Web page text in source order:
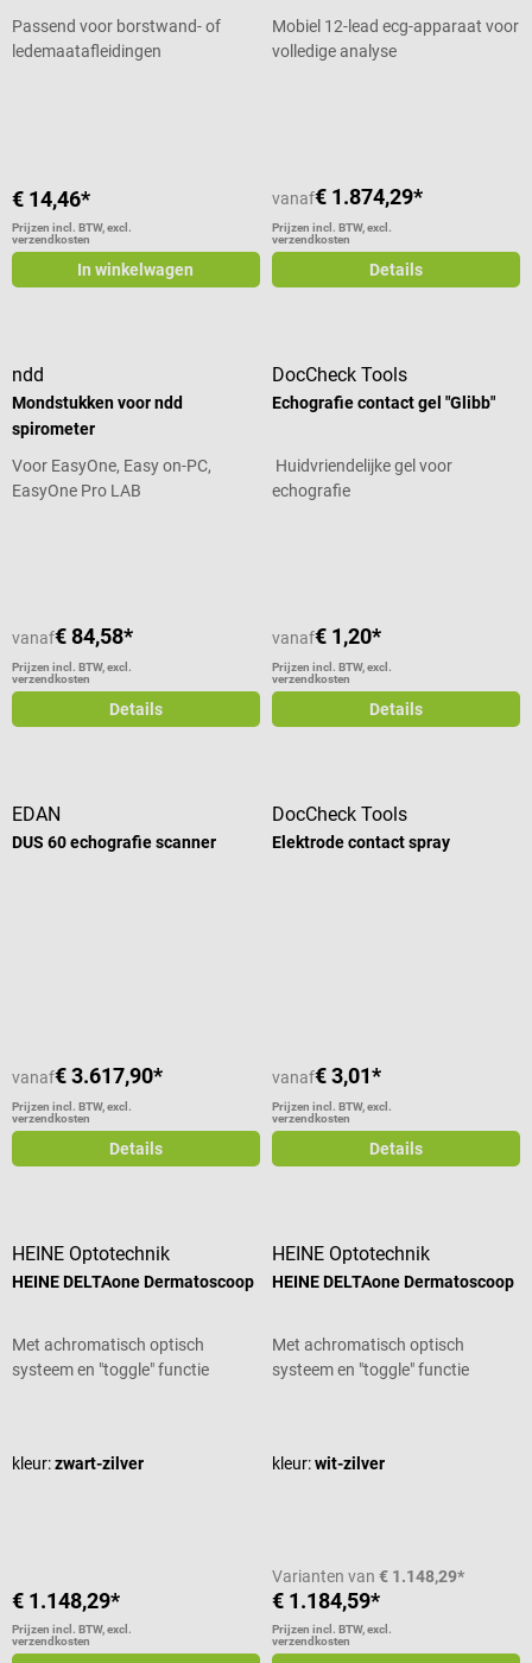
Passend voor borstwand- of
ledemaatafleidingen
€ 14,46*
Prijzen incl. BTW, excl.
verzendkosten
In winkelwagen
Mobiel 12-lead ecg-apparaat voor
volledige analyse
vanaf€ 1.874,29*
Prijzen incl. BTW, excl.
verzendkosten
Details
ndd
Mondstukken voor ndd
spirometer
Voor EasyOne, Easy on-PC,
EasyOne Pro LAB
vanaf€ 84,58*
Prijzen incl. BTW, excl.
verzendkosten
Details
DocCheck Tools
Echografie contact gel "Glibb"
Huidvriendelijke gel voor
echografie
vanaf€ 1,20*
Prijzen incl. BTW, excl.
verzendkosten
Details
EDAN
DUS 60 echografie scanner
vanaf€ 3.617,90*
Prijzen incl. BTW, excl.
verzendkosten
Details
DocCheck Tools
Elektrode contact spray
vanaf€ 3,01*
Prijzen incl. BTW, excl.
verzendkosten
Details
HEINE Optotechnik
HEINE DELTAone Dermatoscoop
Met achromatisch optisch
systeem en "toggle" functie
kleur:zwart-zilver
€ 1.148,29*
Prijzen incl. BTW, excl.
verzendkosten
HEINE Optotechnik
HEINE DELTAone Dermatoscoop
Met achromatisch optisch
systeem en "toggle" functie
kleur:wit-zilver
Varianten van € 1.148,29*
€ 1.184,59*
Prijzen incl. BTW, excl.
verzendkosten